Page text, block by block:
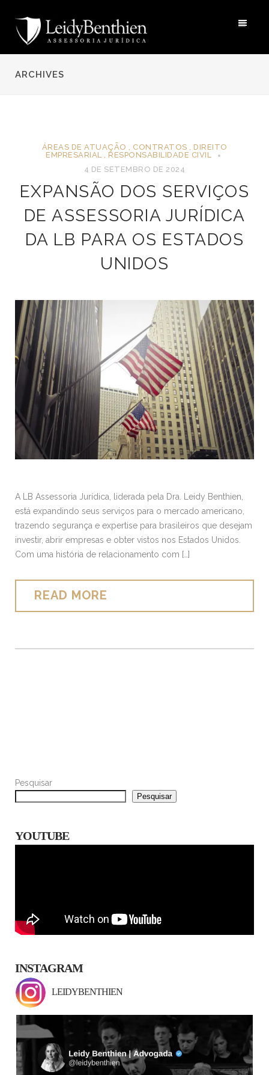
ARCHIVES
ÁREAS DE ATUAÇÃO , CONTRATOS , DIREITO
EMPRESARIAL ,RESPONSABILIDADE CIVIL
4 DE SETEMBRO DE 2024
EXPANSÃO DOS SERVIÇOS
DE ASSESSORIA JURÍDICA
DA LB PARA OS ESTADOS
UNIDOS
A LB Assessoria Jurídica, liderada pela Dra. Leidy Benthien,
está expandindo seus serviços para o mercado americano,
trazendo segurança e expertise para brasileiros que desejam
investir, abrir empresas e obter vistos nos Estados Unidos.
Com uma história de relacionamento com […]
READ MORE
Pesquisar
Pesquisar
YOUTUBE
INSTAGRAM
LEIDYBENTHIEN